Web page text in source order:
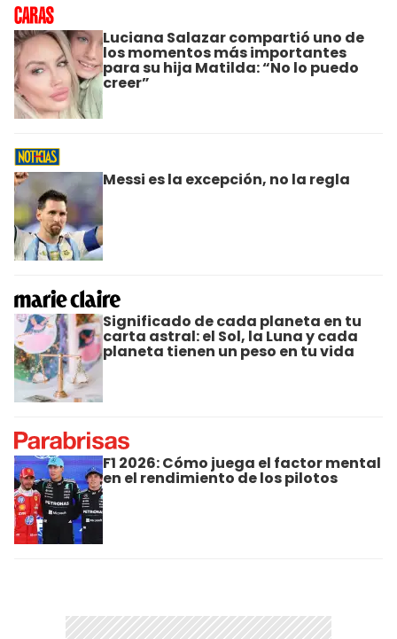
Luciana Salazar compartió uno de
los momentos más importantes
para su hija Matilda: “No lo puedo
creer”
Messi es la excepción, no la regla
Significado de cada planeta en tu
carta astral: el Sol, la Luna y cada
planeta tienen un peso en tu vida
F1 2026: Cómo juega el factor mental
en el rendimiento de los pilotos